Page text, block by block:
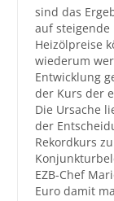
sind das
auf steigende
Heizölpreise
wiederum
Entwicklung
der Kurs der
Die Ursache
der
Rekordkurs
EZB-Chef
Euro damit